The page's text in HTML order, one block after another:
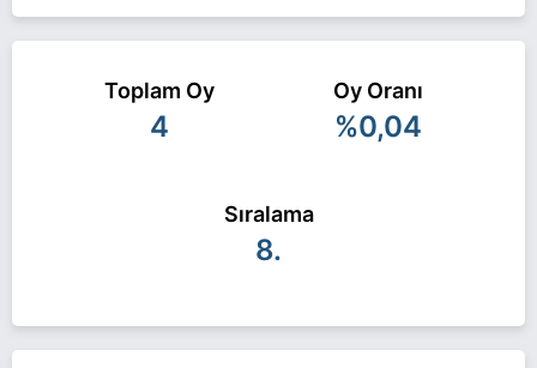
başkan adayı olarak HÜDA PAR ile 31 Mart 2024
yerel seçimlerinde yarışıyor. Muhammet İçlek ile
ilgili daha fazla bilgi için
Muhammet İçlek
Toplam Oy
4
Oy Oranı
%0,04
Sıralama
8.